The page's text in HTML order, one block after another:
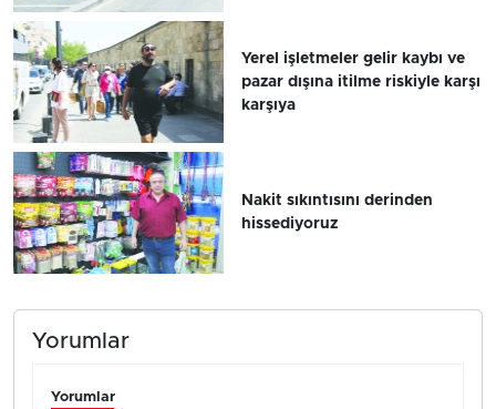
Yerel işletmeler gelir kaybı ve
pazar dışına itilme riskiyle karşı
karşıya
Nakit sıkıntısını derinden
hissediyoruz
Yorumlar
Yorumlar